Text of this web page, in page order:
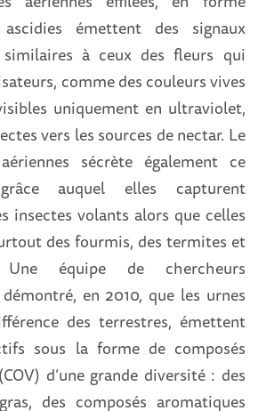
ascidies émettent des signaux
à ceux des fleurs qui
comme des couleurs vives
uniquement en ultraviolet,
vers les sources de nectar. Le
sécrète également ce
auquel elles capturent
insectes volants alors que celles
des fourmis, des termites et
Une équipe de chercheurs
en 2010, que les urnes
des terrestres, émettent
sous la forme de composés
d’une grande diversité : des
des composés aromatiques